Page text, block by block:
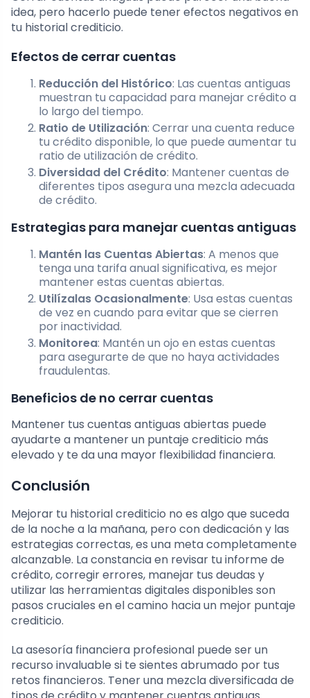
idea, pero hacerlo puede tener efectos negativos en
tu historial crediticio.
Efectos de cerrar cuentas
Reducción del Histórico: Las cuentas antiguas
muestran tu capacidad para manejar crédito a
lo largo del tiempo.
Ratio de Utilización: Cerrar una cuenta reduce
tu crédito disponible, lo que puede aumentar tu
ratio de utilización de crédito.
Diversidad del Crédito: Mantener cuentas de
diferentes tipos asegura una mezcla adecuada
de crédito.
Estrategias para manejar cuentas antiguas
Mantén las Cuentas Abiertas: A menos que
tenga una tarifa anual significativa, es mejor
mantener estas cuentas abiertas.
Utilízalas Ocasionalmente: Usa estas cuentas
de vez en cuando para evitar que se cierren
por inactividad.
Monitorea: Mantén un ojo en estas cuentas
para asegurarte de que no haya actividades
fraudulentas.
Beneficios de no cerrar cuentas
Mantener tus cuentas antiguas abiertas puede
ayudarte a mantener un puntaje crediticio más
elevado y te da una mayor flexibilidad financiera.
Conclusión
Mejorar tu historial crediticio no es algo que suceda
de la noche a la mañana, pero con dedicación y las
estrategias correctas, es una meta completamente
alcanzable. La constancia en revisar tu informe de
crédito, corregir errores, manejar tus deudas y
utilizar las herramientas digitales disponibles son
pasos cruciales en el camino hacia un mejor puntaje
crediticio.
La asesoría financiera profesional puede ser un
recurso invaluable si te sientes abrumado por tus
retos financieros. Tener una mezcla diversificada de